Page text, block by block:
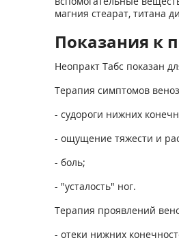
магния стеарат, титана
Показания к
Неопракт Табс показан
Терапия симптомов
- судороги нижних
- ощущение тяжести и
- боль;
- "усталость" ног.
Терапия проявлений
- отеки нижних